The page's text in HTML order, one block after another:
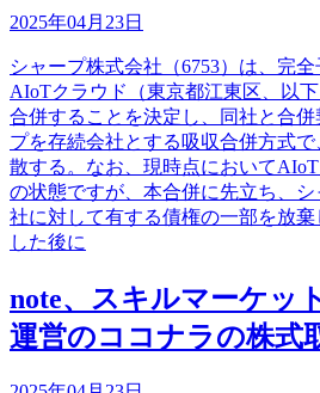
2025年04月23日
シャープ株式会社（6753）は、完
AIoTクラウド（東京都江東区、以
合併することを決定し、同社と合
プを存続会社とする吸収合併方式
散する。なお、現時点において
の状態ですが、本合併に先立ち、
社に対して有する債権の一部を放
した後に
note、スキルマーケッ
運営のココナラの株式